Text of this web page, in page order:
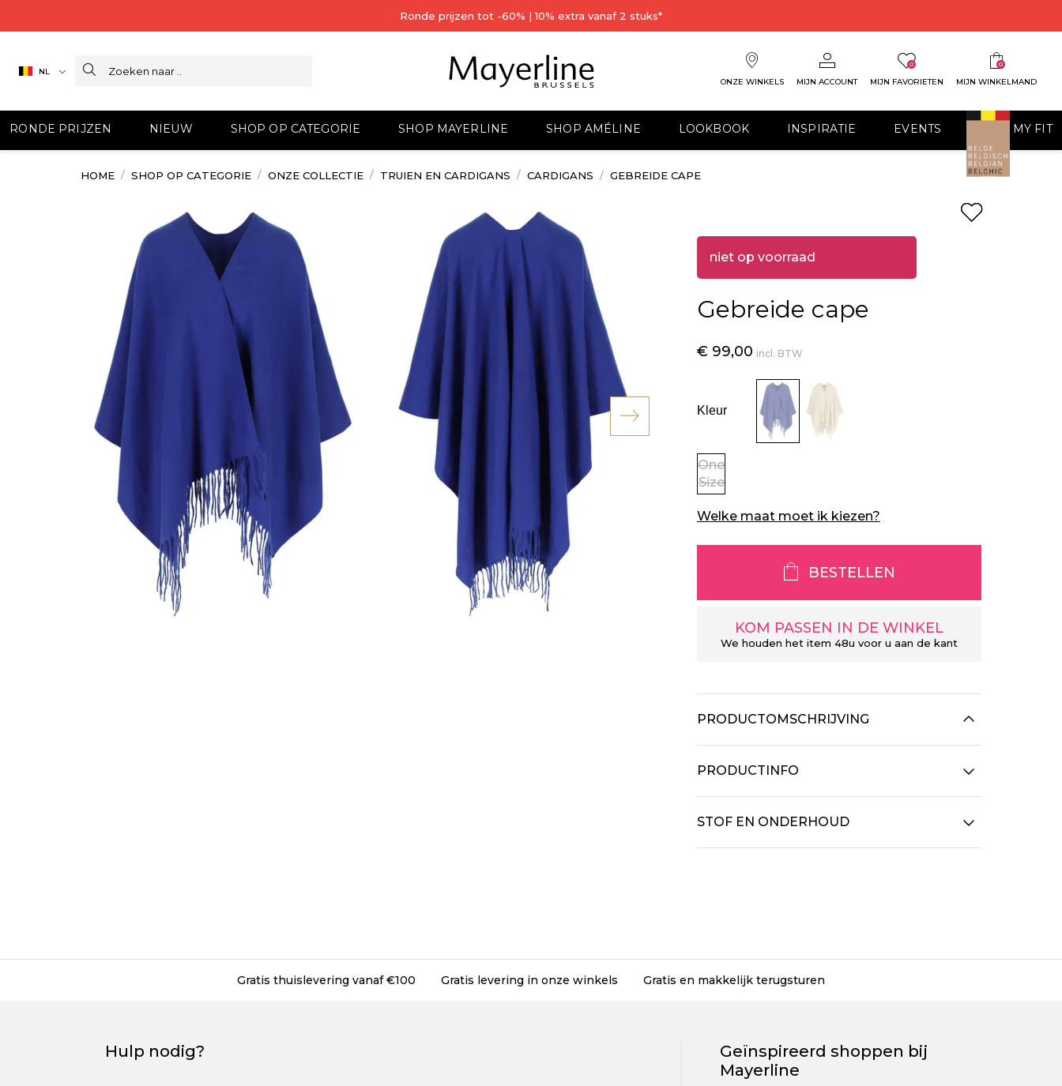
Ronde prijzen tot -60% | 10% extra vanaf 2 stuks*
NL Search
ONZE WINKELS MIJN ACCOUNT
0
MIJN FAVORIETEN
0
MIJN WINKELMAND
RONDE PRIJZEN NIEUW SHOP OP CATEGORIE SHOP MAYERLINE SHOP AMÉLINE LOOKBOOK INSPIRATIE EVENTS FIND MY FIT
HOME SHOP OP CATEGORIE ONZE COLLECTIE TRUIEN EN CARDIGANS CARDIGANS GEBREIDE CAPE
niet op voorraad
Gebreide cape
€ 99,00 incl. BTW
Kleur
One
Size
Welke maat moet ik kiezen?
BESTELLEN
KOM PASSEN IN DE WINKEL
We houden het item 48u voor u aan de kant
PRODUCTOMSCHRIJVING
PRODUCTINFO
STOF EN ONDERHOUD
Gratis thuislevering vanaf €100 Gratis levering in onze winkels Gratis en makkelijk terugsturen
Hulp nodig?
Geïnspireerd shoppen bij
Mayerline